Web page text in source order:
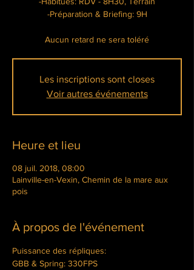
-Préparation & Briefing: 9H
Aucun retard ne sera toléré
Les inscriptions sont closes
Voir autres événements
Heure et lieu
08 juil. 2018, 08:00
Lainville-en-Vexin, Chemin de la mare aux
pois
À propos de l'événement
GBB & Spring: 330FPS